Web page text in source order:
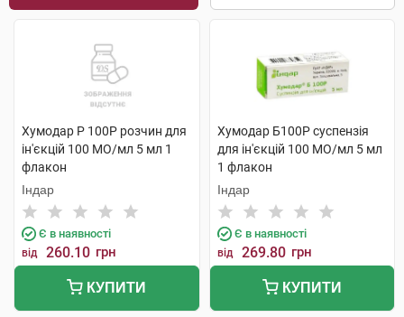
Хумодар Р 100Р розчин для
ін'єкцій 100 МО/мл 5 мл 1
флакон
Індар
Є в наявності
від 260.10 грн
КУПИТИ
Хумодар Б100Р суспензія
для ін'єкцій 100 МО/мл 5 мл
1 флакон
Індар
Є в наявності
від 269.80 грн
КУПИТИ